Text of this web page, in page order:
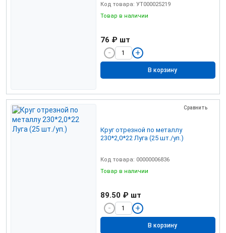
Код товара: УТ000025219
Товар в наличии
76 ₽ шт
В корзину
Сравнить
Круг отрезной по металлу
230*2,0*22 Луга (25 шт./уп.)
Код товара: 00000006836
Товар в наличии
89.50 ₽ шт
В корзину